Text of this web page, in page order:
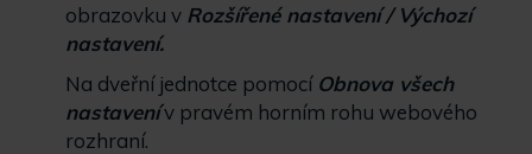
obrazovku v Rozšířené nastavení / Výchozí
nastavení.
Na dveřní jednotce pomocí Obnova všech
nastavenív pravém horním rohu webového
rozhraní.